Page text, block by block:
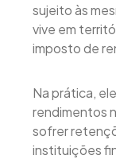
sujeito às
vive em
imposto de
Na prática,
rendimentos
sofrer
instituições